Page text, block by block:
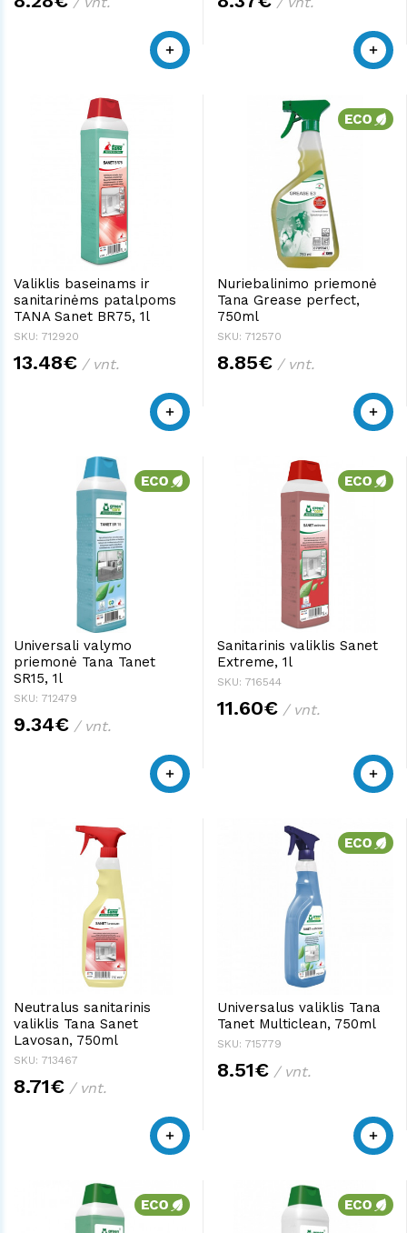
Valiklis baseinams ir
sanitarinėms patalpoms
TANA Sanet BR75, 1l
SKU: 712920
13.48€ / vnt.
Nuriebalinimo priemonė
Tana Grease perfect,
750ml
SKU: 712570
8.85€ / vnt.
Universali valymo
priemonė Tana Tanet
SR15, 1l
SKU: 712479
9.34€ / vnt.
Sanitarinis valiklis Sanet
Extreme, 1l
SKU: 716544
11.60€ / vnt.
Neutralus sanitarinis
valiklis Tana Sanet
Lavosan, 750ml
SKU: 713467
8.71€ / vnt.
Universalus valiklis Tana
Tanet Multiclean, 750ml
SKU: 715779
8.51€ / vnt.